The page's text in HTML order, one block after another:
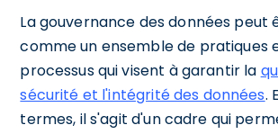
La gouvernance des données peut
comme un ensemble de pratiques
processus qui visent à garantir la
sécurité et l'intégrité des données.
termes, il s'agit d'un cadre qui